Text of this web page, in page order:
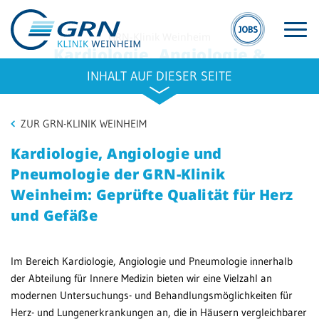
GRN
Der Verbund
Medizinische
Themenseiten
INHALT AUF DIESER SEITE
GRN-Klinik Weinheim
Kardiologie, Angiologie &
Pneumologie
ZUR GRN-KLINIK WEINHEIM
Kardiologie, Angiologie und
Pneumologie der GRN-Klinik
Weinheim: Geprüfte Qualität für Herz
und Gefäße
Im Bereich Kardiologie, Angiologie und Pneumologie innerhalb
der Abteilung für Innere Medizin bieten wir eine Vielzahl an
modernen Untersuchungs- und Behandlungsmöglichkeiten für
Herz- und Lungenerkrankungen an, die in Häusern vergleichbarer